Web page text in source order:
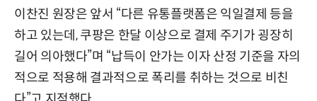
이찬진 원장은 앞서 “다른 유통플랫폼은 익일결제 등을
하고 있는데, 쿠팡은 한달 이상으로 결제 주기가 굉장히
길어 의아했다”며 “납득이 안가는 이자 산정 기준을 자의
적으로 적용해 결과적으로 폭리를 취하는 것으로 비친